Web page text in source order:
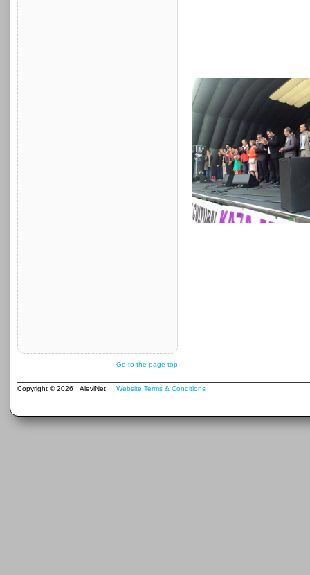
Go to the page-top
Copyright © 2026 AleviNet Website Terms & Conditions